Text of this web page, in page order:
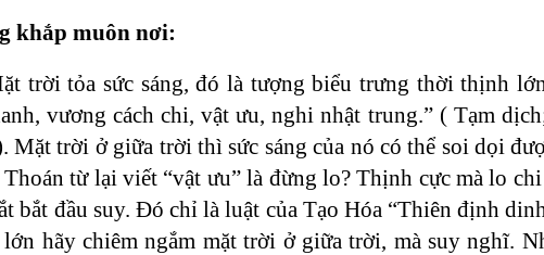
khắp muôn nơi:
trời tỏa sức sáng, đó là tượng biểu trưng thời thịnh
vương cách chi, vật ưu, nghi nhật trung.” ( Tạm
trời ở giữa trời thì sức sáng của nó có thể soi dọi
từ lại viết “vật ưu” là đừng lo? Thịnh cực mà lo
đầu suy. Đó chỉ là luật của Tạo Hóa “Thiên định
hãy chiêm ngắm mặt trời ở giữa trời, mà suy nghĩ.